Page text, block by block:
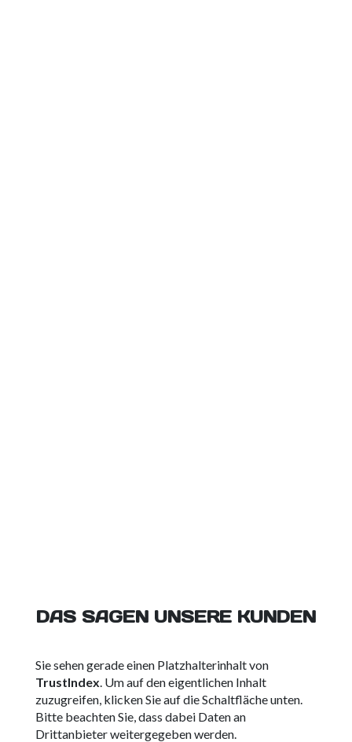
DAS SAGEN UNSERE KUNDEN
Sie sehen gerade einen Platzhalterinhalt von
TrustIndex . Um auf den eigentlichen Inhalt
zuzugreifen, klicken Sie auf die Schaltfläche unten.
Bitte beachten Sie, dass dabei Daten an
Drittanbieter weitergegeben werden.